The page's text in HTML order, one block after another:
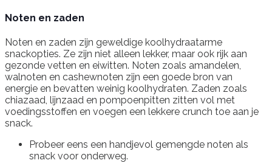
Noten en zaden
Noten en zaden zijn geweldige koolhydraatarme
snackopties. Ze zijn niet alleen lekker, maar ook rijk aan
gezonde vetten en eiwitten. Noten zoals amandelen,
walnoten en cashewnoten zijn een goede bron van
energie en bevatten weinig koolhydraten. Zaden zoals
chiazaad, lijnzaad en pompoenpitten zitten vol met
voedingsstoffen en voegen een lekkere crunch toe aan je
snack.
Probeer eens een handjevol gemengde noten als
snack voor onderweg.